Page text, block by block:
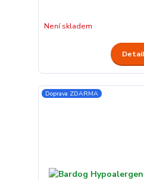
Není skladem
Detail
Doprava ZDARMA